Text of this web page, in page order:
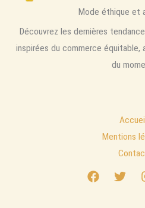
Mode éthique et
Découvrez les dernières
inspirées du commerce équitable,
du
Mentions